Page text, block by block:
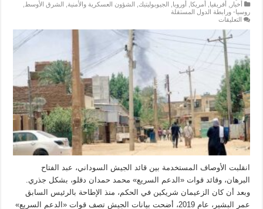
أخبار أفريقيا أمريكا أوروبا الجيوبوليتيك الشؤون العسكرية والأمنية الشرق الأوسط
روسيا- ورابطة الدول المستقلة
التعليقاتعلى
وإسرائيل
الديمقراطية
والإسلاميون؟
انقلبت الأوصاف المستخدمة بين قائد الجيش السوداني، عبد الفتاح
البرهان، وقائد قوات «الدعم السريع» محمد حمدان دقلو، بشكل جذري.
وبعد أن كان الزعيمان شريكين في الحكم، منذ الإطاحة بالرئيس السابق
عمر البشير، عام 2019، أضحت بيانات الجيش تصف قوات «الدعم السريع»